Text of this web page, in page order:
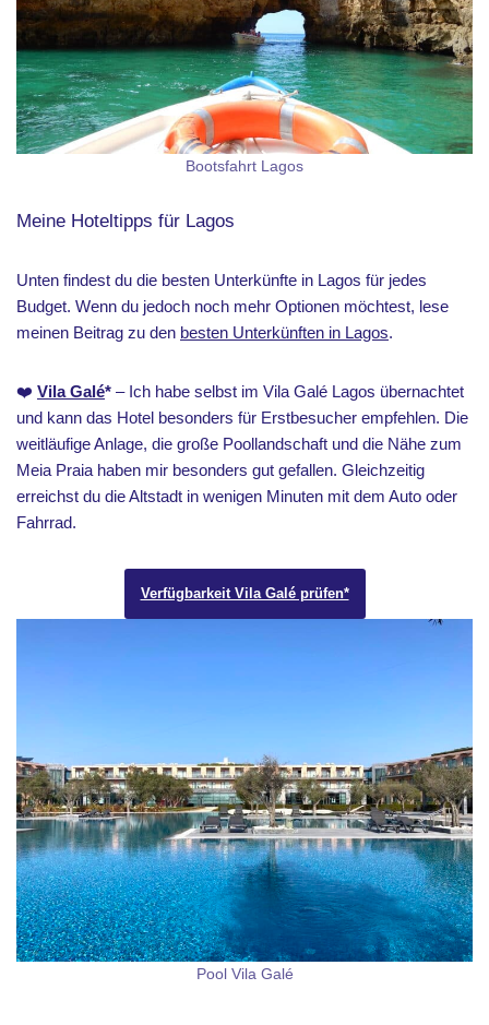
Bootsfahrt Lagos
Meine Hoteltipps für Lagos
Unten findest du die besten Unterkünfte in Lagos für jedes
Budget. Wenn du jedoch noch mehr Optionen möchtest, lese
meinen Beitrag zu den besten Unterkünften in Lagos.
❤️ Vila Galé* – Ich habe selbst im Vila Galé Lagos übernachtet
und kann das Hotel besonders für Erstbesucher empfehlen. Die
weitläufige Anlage, die große Poollandschaft und die Nähe zum
Meia Praia haben mir besonders gut gefallen. Gleichzeitig
erreichst du die Altstadt in wenigen Minuten mit dem Auto oder
Fahrrad.
Verfügbarkeit Vila Galé prüfen*
Pool Vila Galé